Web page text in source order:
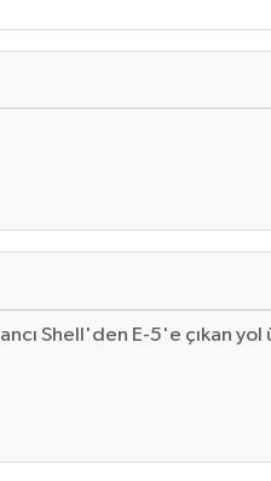
Shell'den E-5'e çıkan